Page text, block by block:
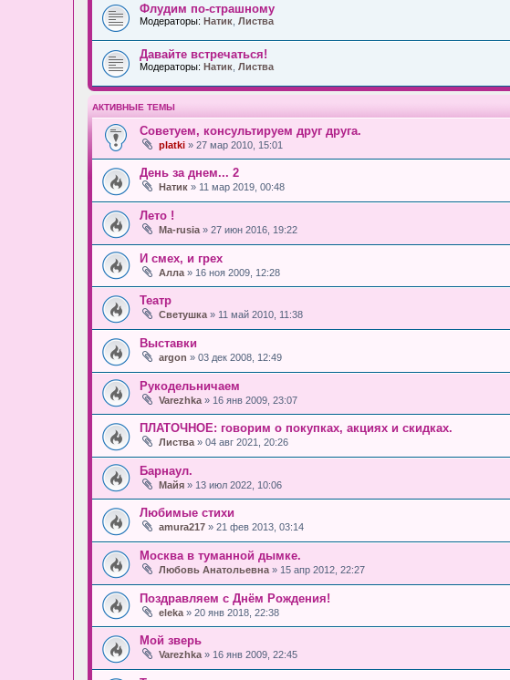
Флудим по-страшному
Модераторы: Натик Листва
Давайте встречаться!
Модераторы: Натик Листва
АКТИВНЫЕ ТЕМЫ
Советуем, консультируем друг друга.
platki » 27 мар 2010, 15:01
День за днем... 2
Натик » 11 мар 2019, 00:48
Лето !
Ma-rusia » 27 июн 2016, 19:22
И смех, и грех
Алла » 16 ноя 2009, 12:28
Театр
Светушка » 11 май 2010, 11:38
Выставки
argon » 03 дек 2008, 12:49
Рукодельничаем
Varezhka » 16 янв 2009, 23:07
ПЛАТОЧНОЕ: говорим о покупках, акциях и скидках.
Листва » 04 авг 2021, 20:26
Барнаул.
Майя » 13 июл 2022, 10:06
Любимые стихи
amura217 » 21 фев 2013, 03:14
Москва в туманной дымке.
Любовь Анатольевна » 15 апр 2012, 22:27
Поздравляем с Днём Рождения!
eleka » 20 янв 2018, 22:38
Мой зверь
Varezhka » 16 янв 2009, 22:45